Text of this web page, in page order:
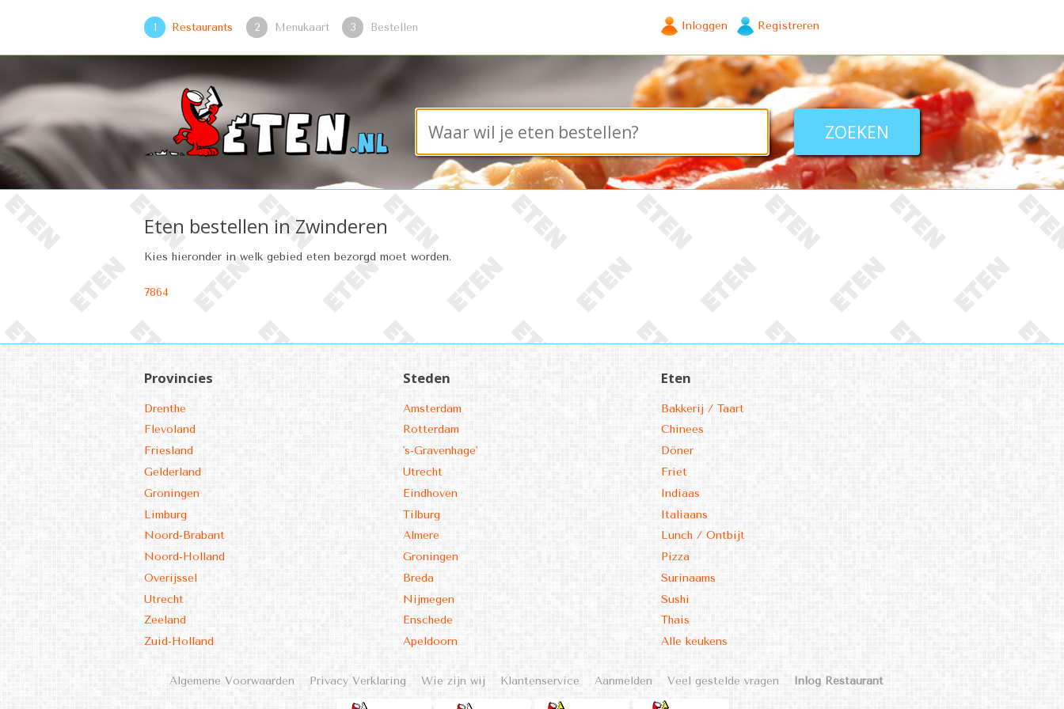
1 Restaurants 2 Menukaart 3 Bestellen Inloggen Registreren
Eten bestellen in Zwinderen
Kies hieronder in welk gebied eten bezorgd moet worden.
7864
Provincies
Drenthe
Flevoland
Friesland
Gelderland
Groningen
Limburg
Noord-Brabant
Noord-Holland
Overijssel
Utrecht
Zeeland
Zuid-Holland
Steden
Amsterdam
Rotterdam
's-Gravenhage'
Utrecht
Eindhoven
Tilburg
Almere
Groningen
Breda
Nijmegen
Enschede
Apeldoorn
Eten
Bakkerij / Taart
Chinees
Döner
Friet
Indiaas
Italiaans
Lunch / Ontbijt
Pizza
Surinaams
Sushi
Thais
Alle keukens
Algemene Voorwaarden Privacy Verklaring Wie zijn wij Klantenservice Aanmelden Veel gestelde vragen Inlog Restaurant